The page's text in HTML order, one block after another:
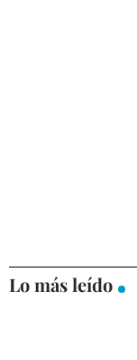
Lo más leído